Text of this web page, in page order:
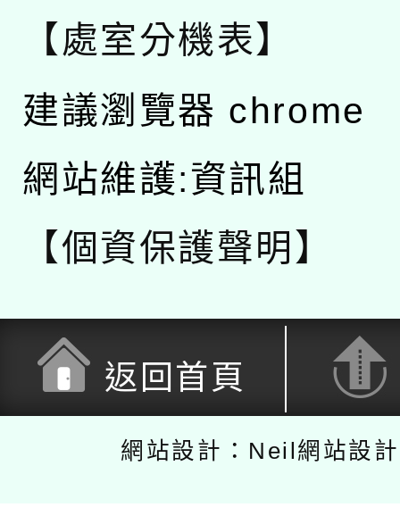
【處室分機表】
建議瀏覽器 chrome
網站維護:資訊組
【個資保護聲明】
返回首頁
網站設計：Neil網站設